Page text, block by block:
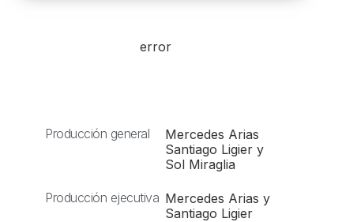
error
Producción general
Mercedes Arias
Santiago Ligier y
Sol Miraglia
Producción ejecutiva Mercedes Arias y
Santiago Ligier